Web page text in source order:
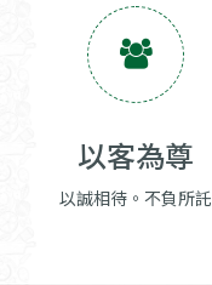
以客為尊
以誠相待。不負所託